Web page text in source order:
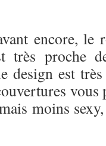
encore, le
très proche
design est
moins